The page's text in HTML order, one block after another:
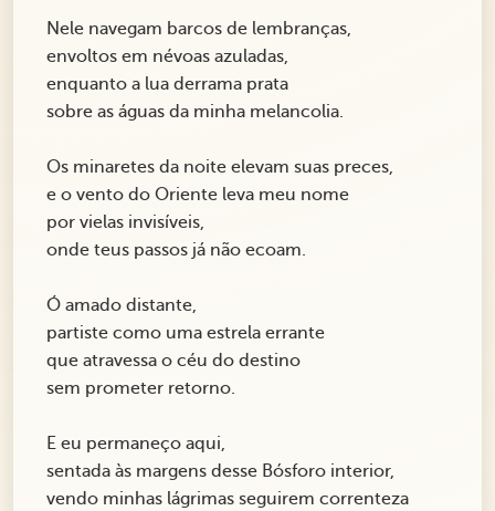
Nele navegam barcos de lembranças,
envoltos em névoas azuladas,
enquanto a lua derrama prata
sobre as águas da minha melancolia.
Os minaretes da noite elevam suas preces,
e o vento do Oriente leva meu nome
por vielas invisíveis,
onde teus passos já não ecoam.
Ó amado distante,
partiste como uma estrela errante
que atravessa o céu do destino
sem prometer retorno.
E eu permaneço aqui,
sentada às margens desse Bósforo interior,
vendo minhas lágrimas seguirem correnteza